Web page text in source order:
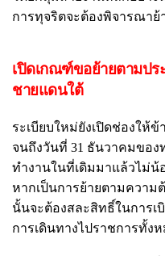
การทุจริตจะต้องพิจารณาย้
เปิดเกณฑ์ขอย้ายตามปร
ชายแดนใต้
ระเบียบใหม่ยังเปิดช่องให้
จนถึงวันที่ 31 ธันวาคมขอ
ทำงานในที่เดิมมาแล้วไม่น้
หากเป็นการย้ายตามความ
นั้นจะต้องสละสิทธิ์ในการเ
การเดินทางไปราชการทั้ง